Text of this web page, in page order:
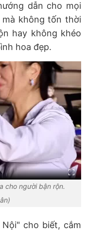
dẫn cho mọi
không tốn thời
hay không khéo
hoa đẹp.
cho người bận rộn.
cho biết, cắm